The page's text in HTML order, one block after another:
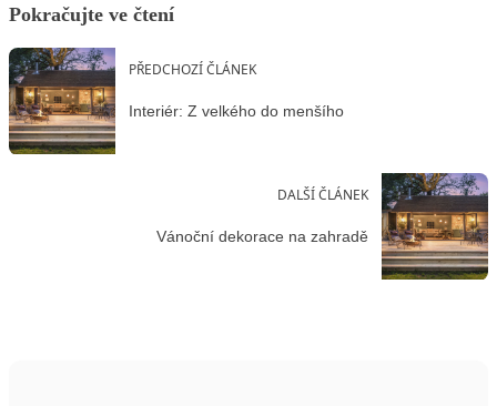
Pokračujte ve čtení
PŘEDCHOZÍ ČLÁNEK
Interiér: Z velkého do menšího
DALŠÍ ČLÁNEK
Vánoční dekorace na zahradě